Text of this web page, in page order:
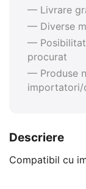
— Livrare
— Diverse
—
procurat
— Produse
Descriere
Compatibil cu